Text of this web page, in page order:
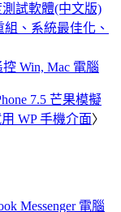
測試軟體(中文版)
組、系統最佳化、
Win, Mac 電腦
7.5 芒果模擬
WP 手機介面〉
Messenger 電腦